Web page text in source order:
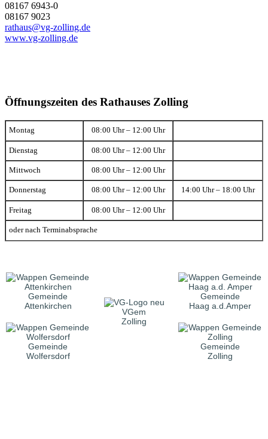
08167 6943-0
08167 9023
rathaus@vg-zolling.de
www.vg-zolling.de
Öffnungszeiten des Rathauses Zolling
Montag 08:00 Uhr – 12:00 Uhr
Dienstag 08:00 Uhr – 12:00 Uhr
Mittwoch 08:00 Uhr – 12:00 Uhr
Donnerstag 08:00 Uhr – 12:00 Uhr 14:00 Uhr – 18:00 Uhr
Freitag 08:00 Uhr – 12:00 Uhr
oder nach Terminabsprache
Gemeinde
Attenkirchen
VGem
Zolling
Gemeinde
Haag a.d.Amper
Gemeinde
Wolfersdorf
Gemeinde
Zolling